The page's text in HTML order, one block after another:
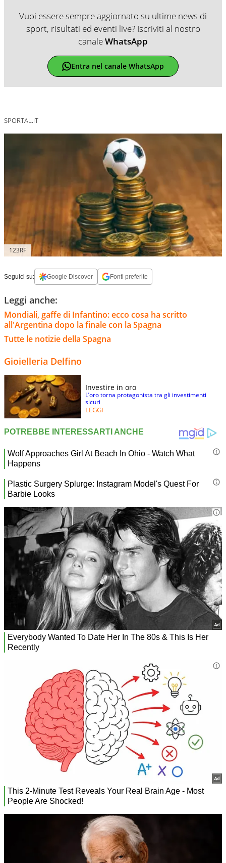
Vuoi essere sempre aggiornato su ultime news di
sport, risultati ed eventi live? Iscriviti al nostro
canaleWhatsApp
Entra nel canale WhatsApp
SPORTAL.IT
123RF
Seguici su: Google Discover Fonti preferite
Leggi anche:
Mondiali, gaffe di Infantino: ecco cosa ha scritto
all'Argentina dopo la finale con la Spagna
Tutte le notizie della Spagna
Gioielleria Delfino
Investire in oro
L’oro torna protagonista tra gli investimenti
sicuri
LEGGI